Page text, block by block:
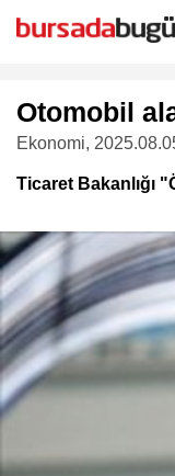
Otomobil
Ekonomi,
Ticaret Bakanlığı